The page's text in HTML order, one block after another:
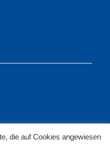
die auf Cookies angewiesen